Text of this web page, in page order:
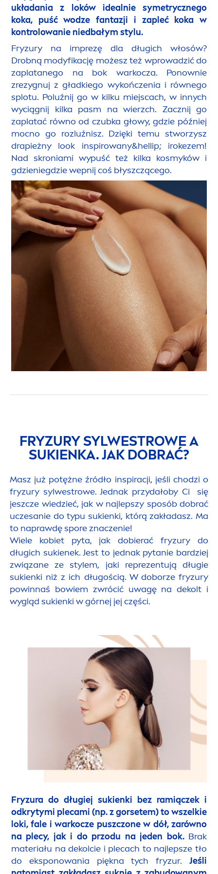
układania z loków idealnie symetrycznego
koka, puść wodze fantazji i zapleć koka w
kontrolowanie niedbałym stylu.
Fryzury na imprezę dla długich włosów?
Drobną modyfikację możesz też wprowadzić do
zaplatanego na bok warkocza. Ponownie
zrezygnuj z gładkiego wykończenia i równego
splotu. Poluźnij go w kilku miejscach, w innych
wyciągnij kilka pasm na wierzch. Zacznij go
zaplatać równo od czubka głowy, gdzie później
mocno go rozluźnisz. Dzięki temu stworzysz
drapieżny look inspirowany&hellip; irokezem!
Nad skroniami wypuść też kilka kosmyków i
gdzieniegdzie wepnij coś błyszczącego.
FRYZURY SYLWESTROWE A
SUKIENKA. JAK DOBRAĆ?
Masz już potężne źródło inspiracji, jeśli chodzi o
fryzury sylwestrowe. Jednak przydałoby Ci
się
jeszcze wiedzieć, jak w najlepszy sposób dobrać
uczesanie do typu sukienki, którą zakładasz. Ma
to naprawdę spore znaczenie!
Wiele kobiet pyta, jak dobierać fryzury do
długich sukienek. Jest to jednak pytanie bardziej
związane ze stylem, jaki reprezentują długie
sukienki niż z ich długością. W doborze fryzury
powinnaś bowiem zwrócić uwagę na dekolt i
wygląd sukienki w górnej jej części.
Fryzura do długiej sukienki bez ramiączek i
odkrytymi plecami (np. z gorsetem) to wszelkie
loki, fale i warkocze puszczone w dół, zarówno
na plecy, jak i do przodu na jeden bok. Brak
materiału na dekolcie i plecach to najlepsze tło
do eksponowania piękna tych fryzur. Jeśli